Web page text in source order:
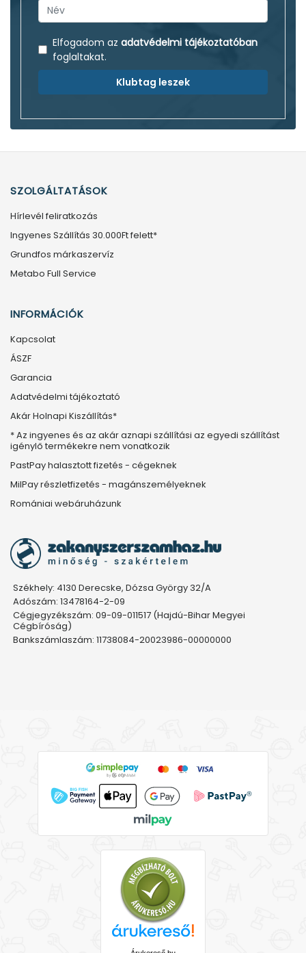
Elfogadom az adatvédelmi tájékoztatóban
foglaltakat.
Klubtag leszek
SZOLGÁLTATÁSOK
Hírlevél feliratkozás
Ingyenes Szállítás 30.000Ft felett*
Grundfos márkaszervíz
Metabo Full Service
INFORMÁCIÓK
Kapcsolat
ÁSZF
Garancia
Adatvédelmi tájékoztató
Akár Holnapi Kiszállítás*
* Az ingyenes és az akár aznapi szállítási az egyedi szállítást
igénylő termékekre nem vonatkozik
PastPay halasztott fizetés - cégeknek
MilPay részletfizetés - magánszemélyeknek
Romániai webáruházunk
Székhely: 4130 Derecske, Dózsa György 32/A
Adószám: 13478164-2-09
Cégjegyzékszám: 09-09-011517 (Hajdú-Bihar Megyei
Cégbíróság)
Bankszámlaszám: 11738084-20023986-00000000